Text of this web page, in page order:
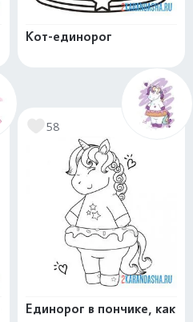
Кот-единорог
58
Единорог в пончике, как